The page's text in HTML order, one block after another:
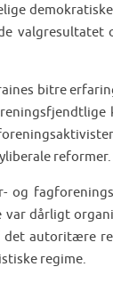
valgresultatet
bitre
reformer.
og
var dårligt
autoritære
regime.